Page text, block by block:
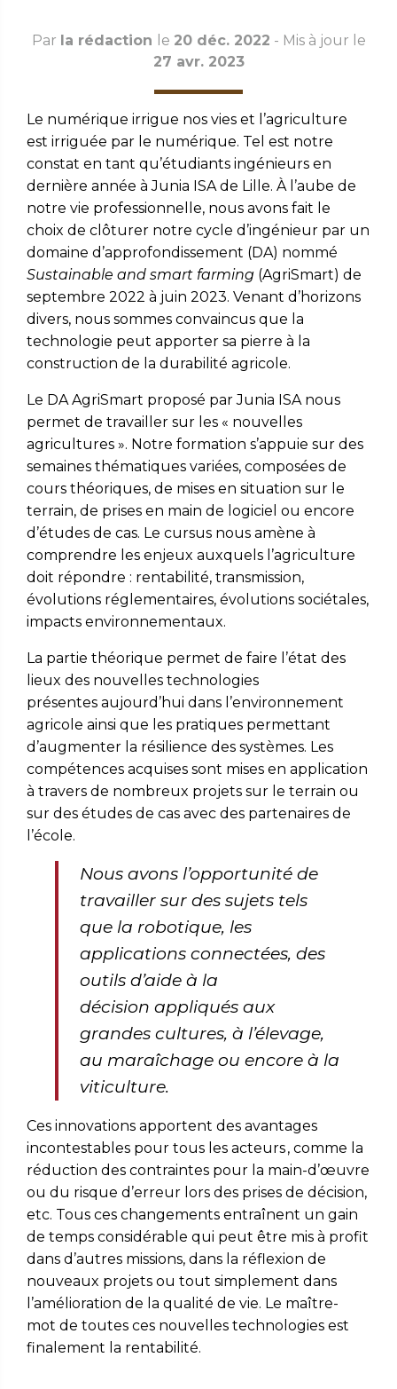
Par la rédaction le 20 déc. 2022 - Mis à jour le
27 avr. 2023
Le numérique irrigue nos vies et l’agriculture
est irriguée par le numérique. Tel est notre
constat en tant qu’étudiants ingénieurs en
dernière année à Junia ISA de Lille. À l’aube de
notre vie professionnelle, nous avons fait le
choix de clôturer notre cycle d’ingénieur par un
domaine d’approfondissement (DA) nommé
Sustainable and smart farming (AgriSmart) de
septembre 2022 à juin 2023. Venant d’horizons
divers, nous sommes convaincus que la
technologie peut apporter sa pierre à la
construction de la durabilité agricole.
Le DAAgriSmart proposé par Junia ISA nous
permet de travailler sur les « nouvelles
agricultures ». Notre formation s’appuie sur des
semaines thématiques variées, composées de
cours théoriques, de mises en situation sur le
terrain, de prises en main de logiciel ou encore
d’études de cas. Le cursus nous amène à
comprendre les enjeux auxquels l’agriculture
doit répondre : rentabilité, transmission,
évolutions réglementaires, évolutions sociétales,
impacts environnementaux.
La partie théorique permet de faire l’état des
lieux des nouvelles technologies
présentes aujourd’hui dans l’environnement
agricole ainsi que les pratiques permettant
d’augmenter la résilience des systèmes. Les
compétences acquises sont mises en application
à travers de nombreux projets sur le terrain ou
sur des études de cas avec des partenaires de
l’école.
Nous avons l’opportunité de
travailler sur des sujets tels
que la robotique, les
applications connectées, des
outils d’aide à la
décision appliqués aux
grandes cultures, à l’élevage,
au maraîchage ou encore à la
viticulture.
Ces innovations apportent des avantages
incontestables pour tous les acteurs , comme la
réduction des contraintes pour la main-d’œuvre
ou du risque d’erreur lors des prises de décision,
etc. Tous ces changements entraînent un gain
de temps considérable qui peut être mis à profit
dans d’autres missions, dans la réflexion de
nouveaux projets ou tout simplement dans
’amélioration de la qualité de vie. Le maître-
mot de toutes ces nouvelles technologies est
finalement la rentabilité.